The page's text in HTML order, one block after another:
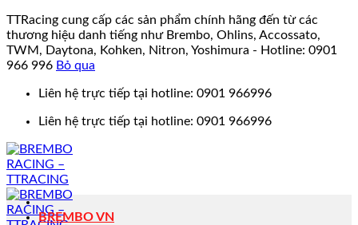
TTRacing cung cấp các sản phẩm chính hãng đến từ các
thương hiệu danh tiếng như Brembo, Ohlins, Accossato,
TWM, Daytona, Kohken, Nitron, Yoshimura - Hotline: 0901
966 996 Bỏ qua
Liên hệ trực tiếp tại hotline: 0901 966996
Liên hệ trực tiếp tại hotline: 0901 966996
BREMBO VN